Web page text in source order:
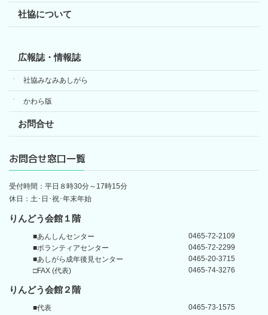
社協について
広報誌・情報誌
社協みなみあしがら
かわら版
お問合せ
お問合せ窓口一覧
受付時間：平日８時30分～17時15分
休日：土･日･祝･年末年始
りんどう会館１階
■あんしんセンター
0465-72-2109
■ボランティアセンター
0465-72-2299
■あしがら成年後見センター
0465-20-3715
□FAX (代表)
0465-74-3276
りんどう会館 ２階
■代表
0465-73-1575